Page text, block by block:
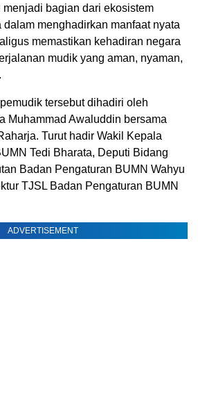
bagian dari ekosistem
dalam menghadirkan manfaat nyata
memastikan kehadiran negara
mudik yang aman, nyaman,
tersebut dihadiri oleh
Muhammad Awaluddin bersama
Turut hadir Wakil Kepala
Tedi Bharata, Deputi Bidang
Badan Pengaturan BUMN Wahyu
TJSL Badan Pengaturan BUMN
ADVERTISEMENT